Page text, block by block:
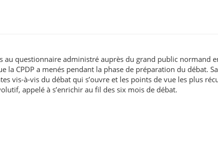
au questionnaire administré auprès du grand public normand
la CPDP a menés pendant la phase de préparation du débat.
vis-à-vis du débat qui s’ouvre et les points de vue les plus
appelé à s’enrichir au fil des six mois de débat.